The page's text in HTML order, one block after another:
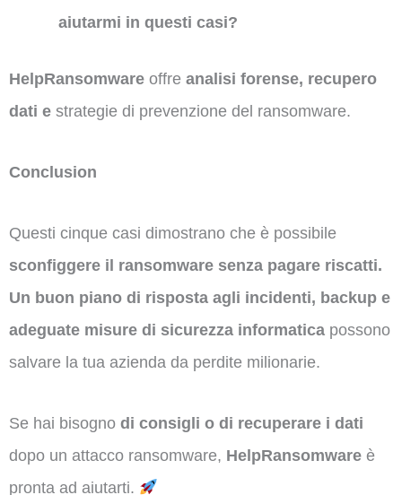
aiutarmi in questi casi?
HelpRansomware offre analisi forense, recupero
dati e strategie di prevenzione del ransomware.
Conclusion
Questi cinque casi dimostrano che è possibile
sconfiggere il ransomware senza pagare riscatti.
Un buon piano di risposta agli incidenti, backup e
adeguate misure di sicurezza informatica possono
salvare la tua azienda da perdite milionarie.
Se hai bisogno di consigli o di recuperare i dati
dopo un attacco ransomware, HelpRansomware è
pronta ad aiutarti.